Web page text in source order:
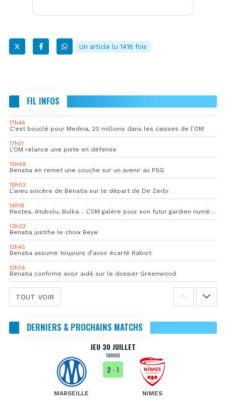
Un article lu 1416 fois
FIL INFOS
17h46
C’est bouclé pour Medina, 20 millions dans les caisses de l’OM
17h01
L’OM relance une piste en défense
15h49
Benatia en remet une couche sur un avenir au PSG
15h03
L’aveu sincère de Benatia sur le départ de De Zerbi
14h18
Restes, Atubolu, Bulka… L’OM galère pour son futur gardien numéro 1
13h33
Benatia justifie le choix Beye
12h45
Benatia assume toujours d’avoir écarté Rabiot
12h04
Benatia confirme avoir aidé sur le dossier Greenwood
TOUT VOIR
DERNIERS & PROCHAINS MATCHS
JEU 30 JUILLET
18H00
MARSEILLE
2 - 1
NIMES